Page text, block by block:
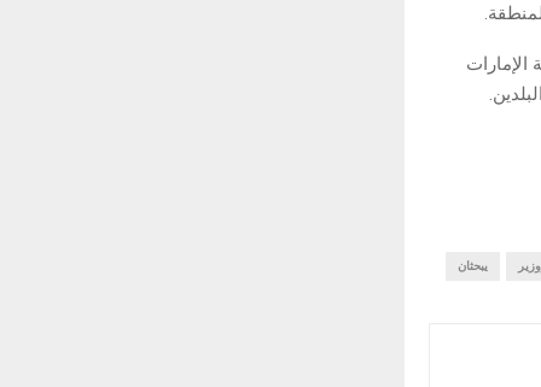
الإمارات
يبحثان